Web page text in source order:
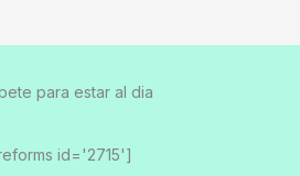
para estar al dia
id='2715']